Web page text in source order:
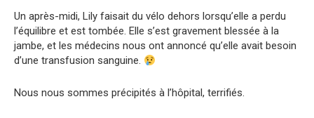
Un après-midi, Lily faisait du vélo dehors lorsqu’elle a perdu
l’équilibre et est tombée. Elle s’est gravement blessée à la
jambe, et les médecins nous ont annoncé qu’elle avait besoin
d’une transfusion sanguine.
Nous nous sommes précipités à l’hôpital, terrifiés.